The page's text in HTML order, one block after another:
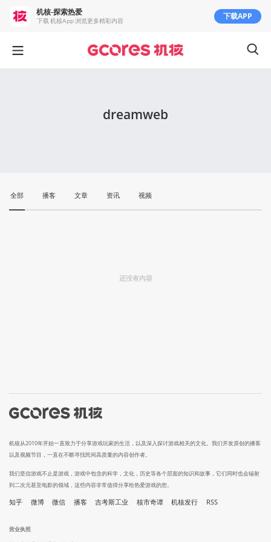
dreamweb
全部 播客 文章 资讯 视频
还没有内容
机核从2010年开始一直致力于分享游戏玩家的生活，以及深入探讨游戏相关的文化。我们开发原创的播客
以及视频节目，一直在不断寻找民间高质量的内容创作者。
我们坚信游戏不止是游戏，游戏中包含的科学，文化，历史等各个层面的知识和故事，它们同时也会辐射
到二次元甚至电影的领域，这些内容非常值得分享给热爱游戏的您。
知乎 微博 微信 播客 吉考斯工业 核市奇谭 机核发行 RSS
营业执照
机核-探索热爱
下载 机核App 浏览更多精彩内容 下载APP